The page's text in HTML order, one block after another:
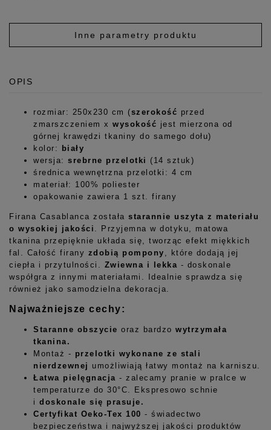
Inne parametry produktu
OPIS
rozmiar: 250x230 cm (szerokość przed
zmarszczeniem x wysokość jest mierzona od
górnej krawędzi tkaniny do samego dołu)
kolor: biały
wersja: srebrne przelotki (14 sztuk)
średnica wewnętrzna przelotki: 4 cm
materiał: 100% poliester
opakowanie zawiera 1 szt. firany
Firana Casablanca została starannie uszyta z materiału
o wysokiej jakości
. Przyjemna w dotyku, matowa
tkanina przepięknie układa się, tworząc efekt miękkich
fal. Całość firany zdobią pompony , które dodają jej
ciepła i przytulności. Zwiewna i lekka - doskonale
współgra z innymi materiałami. Idealnie sprawdza się
również jako samodzielna dekoracja.
Najważniejsze cechy:
Staranne obszycie oraz bardzo wytrzymała
tkanina.
Montaż - przelotki wykonane ze stali
nierdzewnej umożliwiają łatwy montaż na karniszu.
Łatwa pielęgnacja - zalecamy pranie w pralce w
temperaturze do 30°C. Ekspresowo schnie
i doskonale się prasuje.
Certyfikat Oeko-Tex 100 - świadectwo
bezpieczeństwa i najwyższej jakości produktów